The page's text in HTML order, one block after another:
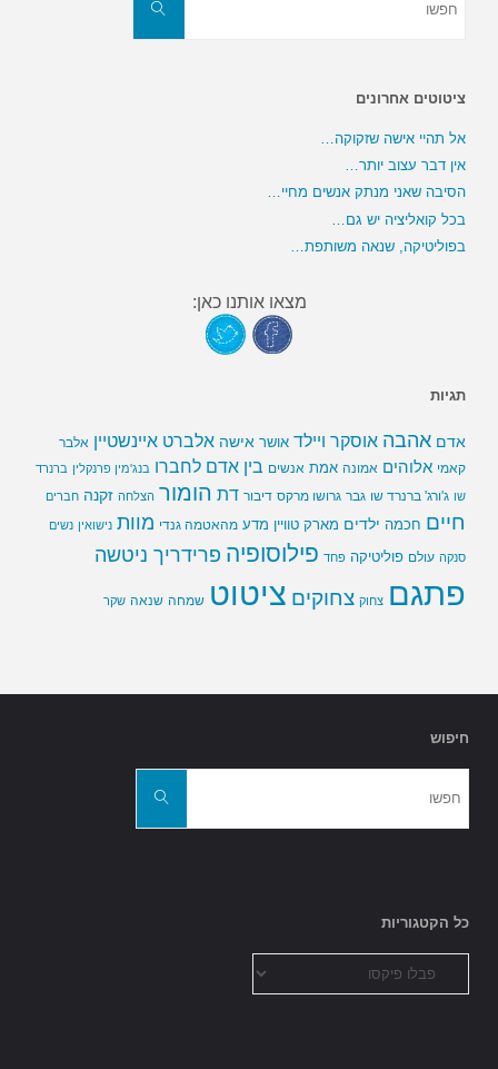
חפשו
ציטוטים אחרונים
אל תהיי אישה שזקוקה…
אין דבר עצוב יותר…
הסיבה שאני מנתק אנשים מחיי…
בכל קואליציה יש גם…
בפוליטיקה, שנאה משותפת…
מצאו אותנו כאן:
תגיות
אדם אהבה אוסקר ויילד אושר אישה אלברט איינשטיין אלבר
קאמי אלוהים אמונה אמת אנשים בין אדם לחברו בנג'מין פרנקלין ברנרד
שו ג'ורג' ברנרד שו גבר גרושו מרקס דיבור דת הומור הצלחה זקנה חברים
חיים חכמה ילדים מארק טוויין מדע מהאטמה גנדי מוות נישואין נשים
סנקה עולם פוליטיקה פחד פילוסופיה פרידריך ניטשה
פתגם צחוק צחוקים ציטוט שמחה שנאה שקר
חיפוש
חפשו
כל הקטגוריות
הקטגוריות